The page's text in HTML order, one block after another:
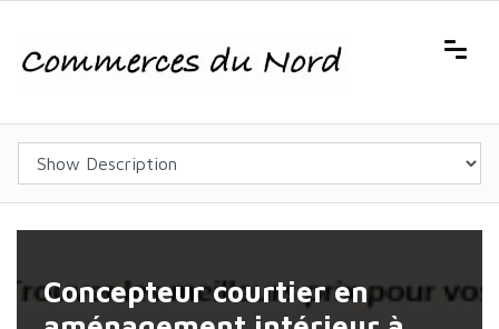
Concepteur courtier en